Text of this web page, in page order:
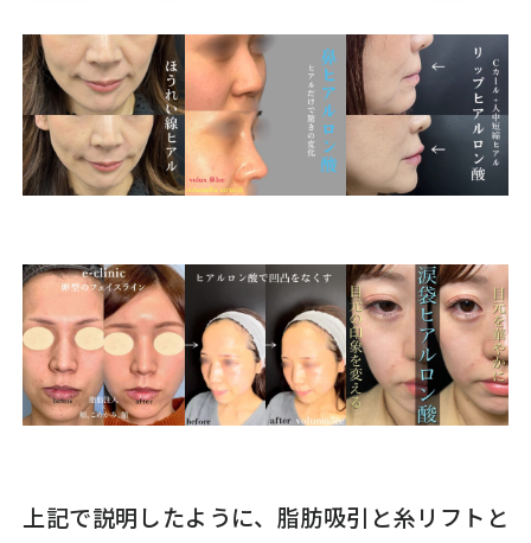
上記で説明したように、脂肪吸引と糸リフトと